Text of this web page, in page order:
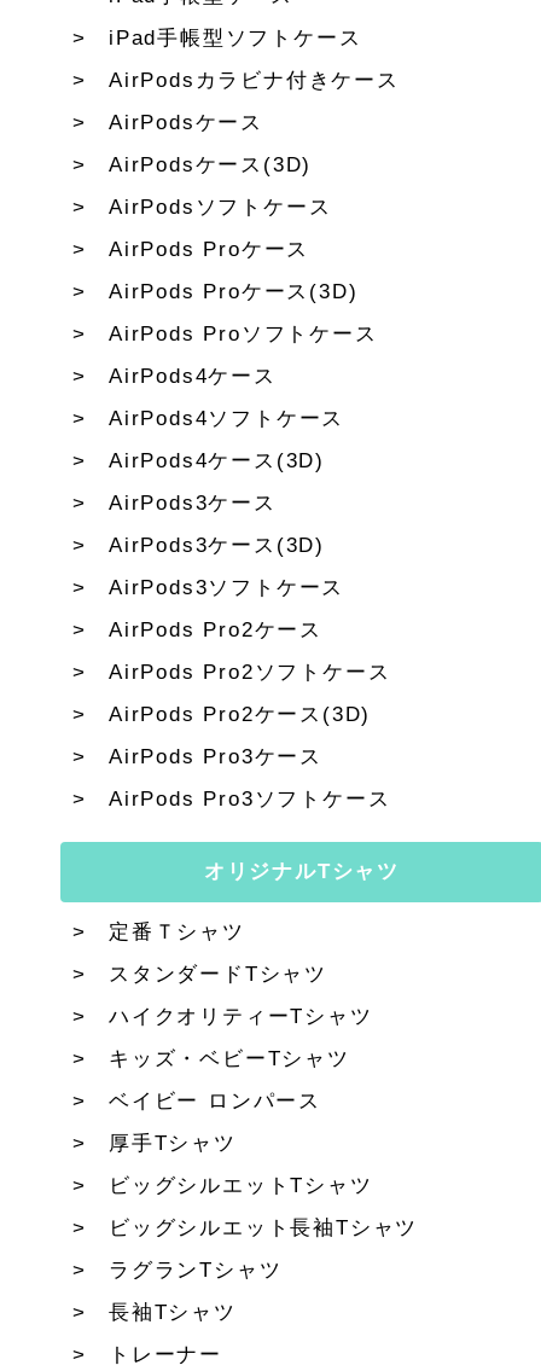
iPad手帳型ソフトケース
AirPodsカラビナ付きケース
AirPodsケース
AirPodsケース(3D)
AirPodsソフトケース
AirPods Proケース
AirPods Proケース(3D)
AirPods Proソフトケース
AirPods4ケース
AirPods4ソフトケース
AirPods4ケース(3D)
AirPods3ケース
AirPods3ケース(3D)
AirPods3ソフトケース
AirPods Pro2ケース
AirPods Pro2ソフトケース
AirPods Pro2ケース(3D)
AirPods Pro3ケース
AirPods Pro3ソフトケース
オリジナルTシャツ
定番Ｔシャツ
スタンダードTシャツ
ハイクオリティーTシャツ
キッズ・ベビーTシャツ
ベイビー ロンパース
厚手Tシャツ
ビッグシルエットTシャツ
ビッグシルエット長袖Tシャツ
ラグランTシャツ
長袖Tシャツ
トレーナー